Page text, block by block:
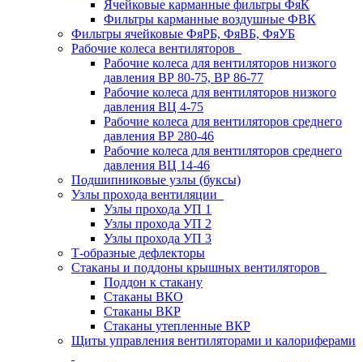
Ячейковые карманные фильтры ФяК
Фильтры карманные воздушные ФВК
Фильтры ячейковые ФяРБ, ФяВБ, ФяУБ
Рабочие колеса вентиляторов
Рабочие колеса для вентиляторов низкого
давления ВР 80-75, ВР 86-77
Рабочие колеса для вентиляторов низкого
давления ВЦ 4-75
Рабочие колеса для вентиляторов среднего
давления ВР 280-46
Рабочие колеса для вентиляторов среднего
давления ВЦ 14-46
Подшипниковые узлы (буксы)
Узлы прохода вентиляции
Узлы прохода УП 1
Узлы прохода УП 2
Узлы прохода УП 3
Т-образные дефлекторы
Стаканы и поддоны крышных вентиляторов
Поддон к стакану
Стаканы ВКО
Стаканы ВКР
Стаканы утепленные ВКР
Щиты управления вентиляторами и калориферами